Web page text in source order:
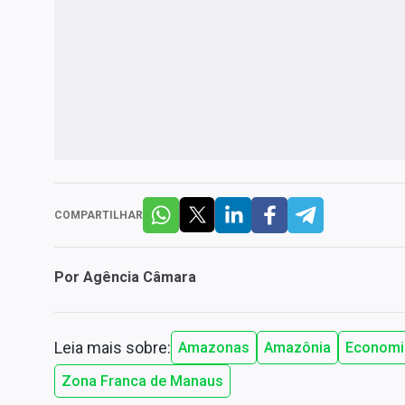
COMPARTILHAR
Por Agência Câmara
Leia mais sobre: Amazonas Amazônia
Zona Franca de Manaus